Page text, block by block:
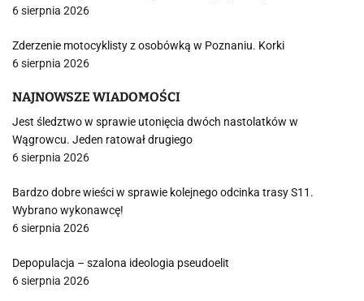
6 sierpnia 2026
Zderzenie motocyklisty z osobówką w Poznaniu. Korki
6 sierpnia 2026
NAJNOWSZE WIADOMOŚCI
Jest śledztwo w sprawie utonięcia dwóch nastolatków w
Wągrowcu. Jeden ratował drugiego
6 sierpnia 2026
Bardzo dobre wieści w sprawie kolejnego odcinka trasy S11.
Wybrano wykonawcę!
6 sierpnia 2026
Depopulacja – szalona ideologia pseudoelit
6 sierpnia 2026